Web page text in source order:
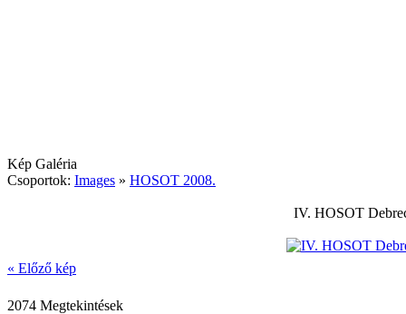
Kép Galéria
Csoportok: Images » HOSOT 2008.
IV. HOSOT
« Előző kép
2074 Megtekintések